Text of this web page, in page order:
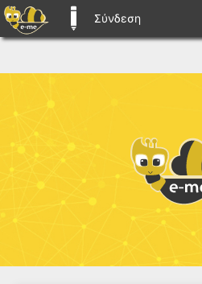
E-ME BLOGS
Σύνδεση